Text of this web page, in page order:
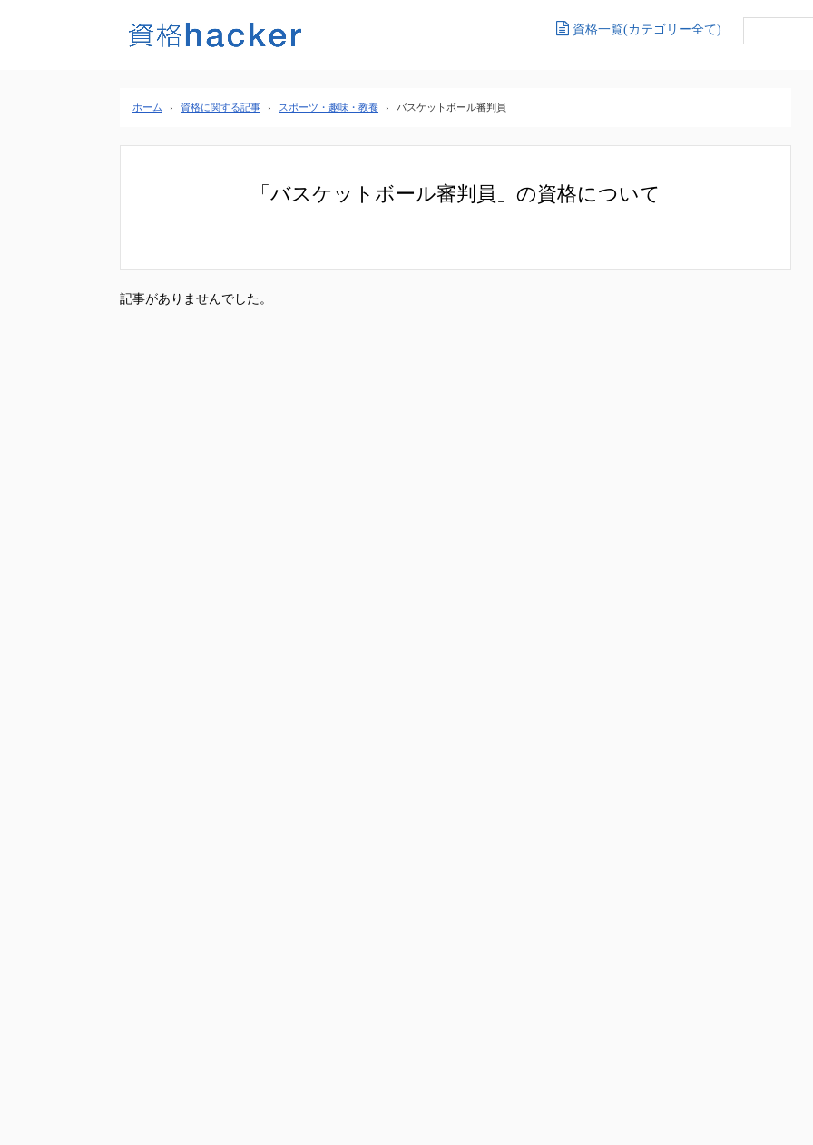
資格一覧(カテゴリー全て)
ホーム › 資格に関する記事 › スポーツ・趣味・教養 › バスケットボール審判員
「バスケットボール審判員」の資格について
記事がありませんでした。